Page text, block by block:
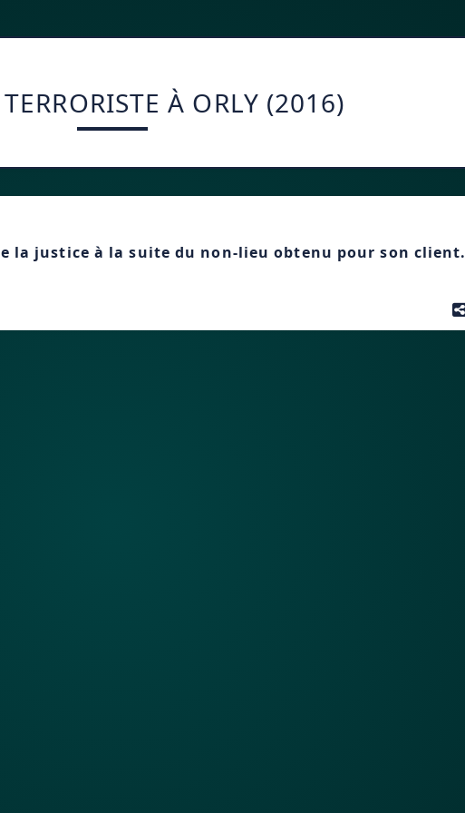
À ORLY (2016)
la justice à la suite du non-lieu obtenu pour son client.